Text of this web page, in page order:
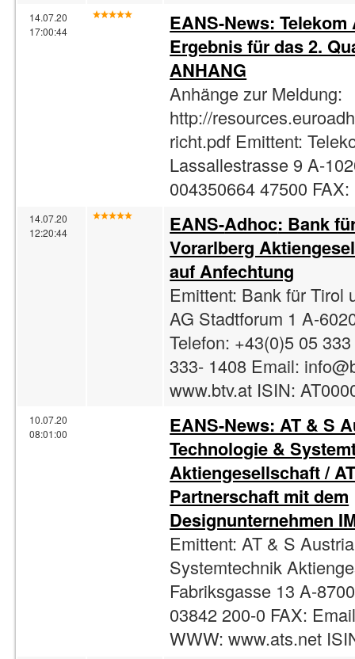
14.07.20
17:00:44
EANS-News:
Ergebnis für das 2.
ANHANG
Anhänge zur Meldung:
http://
richt.pdf Emittent:
Lassallestrasse 9 A-
004350664 47500
14.07.20
12:20:44
EANS-Adhoc: Bank
Vorarlberg
auf Anfechtung
Emittent: Bank für Tirol
AG Stadtforum 1 A-
Telefon: +43(0)5 05
333- 1408 Email:
www.btv.at ISIN:
10.07.20
08:01:00
EANS-News: AT & S
Technologie &
Aktiengesellschaft /
Partnerschaft mit dem
Designunternehmen
Emittent: AT & S
Systemtechnik
Fabriksgasse 13 A-
03842 200-0 FAX:
WWW: www.ats.net